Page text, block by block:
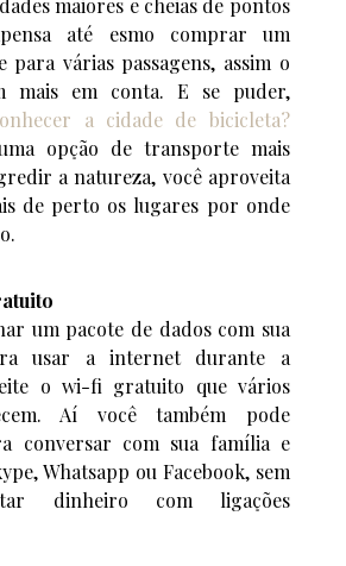
maiores e cheias de pontos
até esmo comprar um
para várias passagens, assim o
mais em conta. E se puder,
a cidade de bicicleta?
opção de transporte mais
a natureza, você aproveita
de perto os lugares por onde
um pacote de dados com sua
usar a internet durante a
o wi-fi gratuito que vários
Aí você também pode
conversar com sua família e
Whatsapp ou Facebook, sem
dinheiro com ligações